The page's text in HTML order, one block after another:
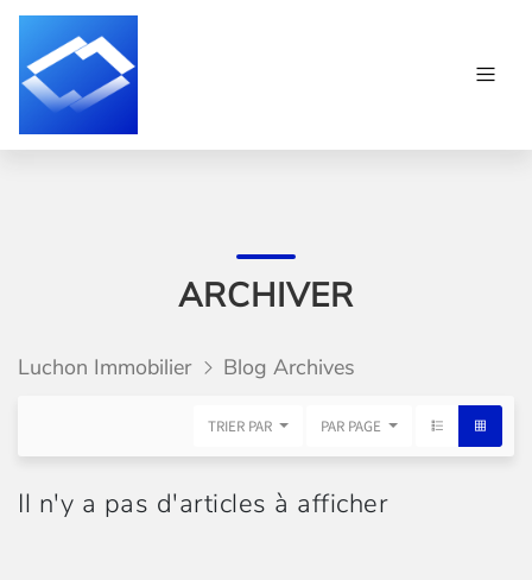
ARCHIVER
Luchon Immobilier Blog Archives
TRIER PAR PAR PAGE
Il n'y a pas d'articles à afficher